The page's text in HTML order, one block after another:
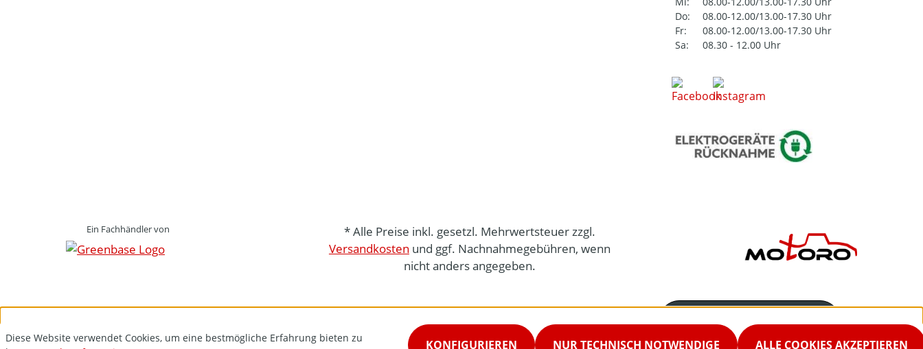
Do:
08.00-12.00/13.00-17.30 Uhr
Fr:
08.00-12.00/13.00-17.30 Uhr
Sa:
08.30 - 12.00 Uhr
Ein Fachhändler von
* Alle Preise inkl. gesetzl. Mehrwertsteuer zzgl.
Versandkosten und ggf. Nachnahmegebühren, wenn
nicht anders angegeben.
02542-9298867
Diese Website verwendet Cookies, um eine bestmögliche Erfahrung bieten zu
NUR TECHNISCH NOTWENDIGE
KONFIGURIEREN ALLE COOKIES AKZEPTIEREN